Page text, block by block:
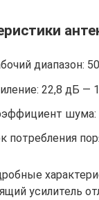
диапазон:
22,8 дБ —
шума:
потребления
усилитель